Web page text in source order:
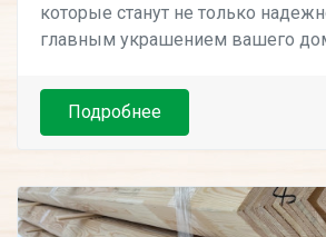
которые станут не только
главным украшением вашего
Подробнее